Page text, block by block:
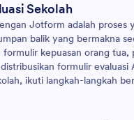
Sekolah
Jotform adalah
balik yang bermakna
formulir kepuasan orang
formulir evaluasi
ikuti langkah-langkah